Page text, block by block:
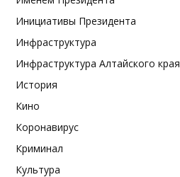
Инициативы Президента
Инфраструктура
Инфраструктура Алтайского края
История
Кино
Коронавирус
Криминал
Культура